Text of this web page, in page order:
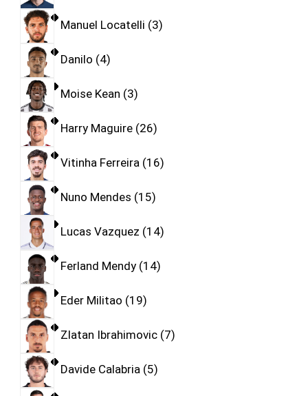
Manuel Locatelli 3
Danilo 4
Moise Kean 3
Harry Maguire 26
Vitinha Ferreira 16
Nuno Mendes 15
Lucas Vazquez 14
Ferland Mendy 14
Eder Militao 19
Zlatan Ibrahimovic 7
Davide Calabria 5